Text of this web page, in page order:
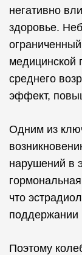
негативно
здоровье.
среднего
эффект,
Одним из
нарушений в
что
поддержании
Поэтому